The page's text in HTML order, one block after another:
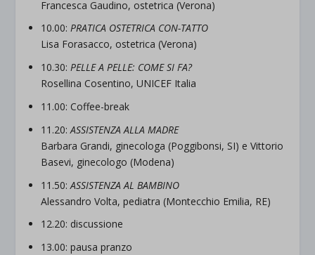
Francesca Gaudino, ostetrica (Verona)
10.00:PRATICA OSTETRICA CON-TATTO
Lisa Forasacco, ostetrica (Verona)
10.30:PELLE A PELLE: COME SI FA?
Rosellina Cosentino, UNICEF Italia
11.00: Coffee-break
11.20:ASSISTENZA ALLA MADRE
Barbara Grandi, ginecologa (Poggibonsi, SI) e Vittorio
Basevi, ginecologo (Modena)
11.50:ASSISTENZA AL BAMBINO
Alessandro Volta, pediatra (Montecchio Emilia, RE)
12.20: discussione
13.00: pausa pranzo